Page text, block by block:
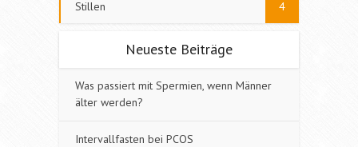
Stillen 4
Neueste Beiträge
Was passiert mit Spermien, wenn Männer
älter werden?
Intervallfasten bei PCOS